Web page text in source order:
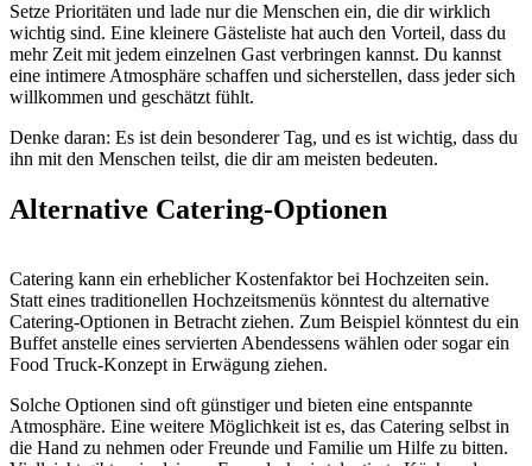
Setze Prioritäten und lade nur die Menschen ein, die dir wirklich
wichtig sind. Eine kleinere Gästeliste hat auch den Vorteil, dass du
mehr Zeit mit jedem einzelnen Gast verbringen kannst. Du kannst
eine intimere Atmosphäre schaffen und sicherstellen, dass jeder sich
willkommen und geschätzt fühlt.
Denke daran: Es ist dein besonderer Tag, und es ist wichtig, dass du
ihn mit den Menschen teilst, die dir am meisten bedeuten.
Alternative Catering-Optionen
Catering kann ein erheblicher Kostenfaktor bei Hochzeiten sein.
Statt eines traditionellen Hochzeitsmenüs könntest du alternative
Catering-Optionen in Betracht ziehen. Zum Beispiel könntest du ein
Buffet anstelle eines servierten Abendessens wählen oder sogar ein
Food Truck-Konzept in Erwägung ziehen.
Solche Optionen sind oft günstiger und bieten eine entspannte
Atmosphäre. Eine weitere Möglichkeit ist es, das Catering selbst in
die Hand zu nehmen oder Freunde und Familie um Hilfe zu bitten.